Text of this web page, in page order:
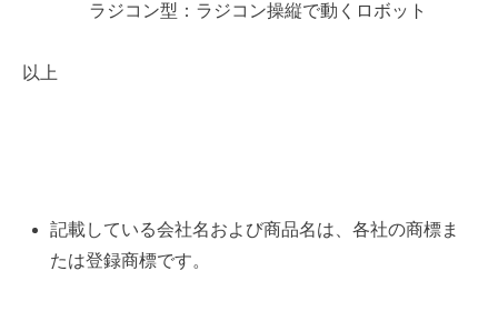
ラジコン型：ラジコン操縦で動くロボット
以上
記載している会社名および商品名は、各社の商標ま
たは登録商標です。